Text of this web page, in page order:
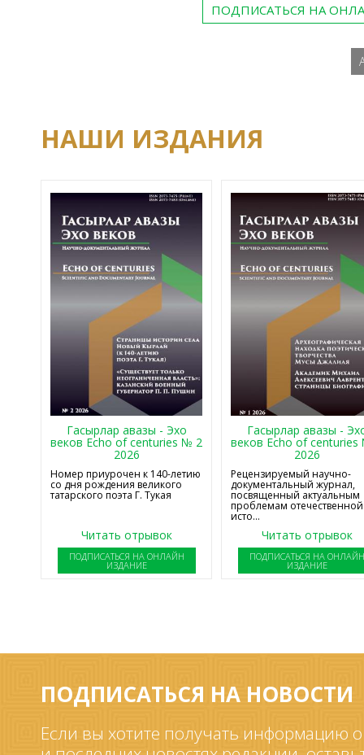
ПОДПИСАТЬСЯ НА
НАШИ ИЗДАНИЯ
Гасырлар авазы - Эхо
веков Echo of centuries № 2
2026
Номер приурочен к 140-летию
со дня рождения великого
татарского поэта Г. Тукая
Читать отрывок
ПОДПИСАТЬСЯ НА ОНЛАЙН
ИЗДАНИЕ
Гасырлар авазы -
веков Echo of
2026
Рецензируемый научно-
документальный журнал,
посвященный актуальным
проблемам отечественной
исто...
Читать отрывок
ПОДПИСАТЬСЯ НА
ИЗДАНИЕ
ПОДПИСАТЬСЯ НА НОВОСТИ
Если вы хотите получать информацию